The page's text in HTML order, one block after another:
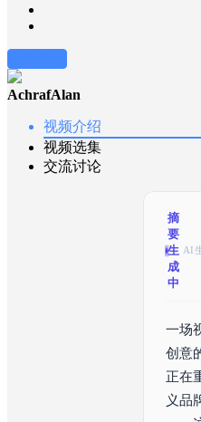
AchrafAlan
视频介绍
视频选集
交流讨论
摘
要
已
生
成
AI
一场
创意
正在
义品